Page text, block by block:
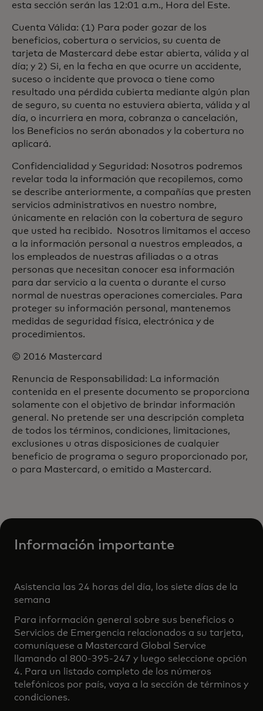
esta sección serán las 12:01 a.m., Hora del Este.
Cuenta Válida: (1) Para poder gozar de los
beneficios, cobertura o servicios, su cuenta de
tarjeta de Mastercard debe estar abierta, válida y al
día; y 2) Si, en la fecha en que ocurre un accidente,
suceso o incidente que provoca o tiene como
resultado una pérdida cubierta mediante algún plan
de seguro, su cuenta no estuviera abierta, válida y al
día, o incurriera en mora, cobranza o cancelación,
los Beneficios no serán abonados y la cobertura no
aplicará.
Confidencialidad y Seguridad: Nosotros podremos
revelar toda la información que recopilemos, como
se describe anteriormente, a compañías que presten
servicios administrativos en nuestro nombre,
únicamente en relación con la cobertura de seguro
que usted ha recibido. Nosotros limitamos el acceso
a la información personal a nuestros empleados, a
los empleados de nuestras afiliadas o a otras
personas que necesitan conocer esa información
para dar servicio a la cuenta o durante el curso
normal de nuestras operaciones comerciales. Para
proteger su información personal, mantenemos
medidas de seguridad física, electrónica y de
procedimientos.
© 2016 Mastercard
Renuncia de Responsabilidad: La información
contenida en el presente documento se proporciona
solamente con el objetivo de brindar información
general. No pretende ser una descripción completa
de todos los términos, condiciones, limitaciones,
exclusiones u otras disposiciones de cualquier
beneficio de programa o seguro proporcionado por,
o para Mastercard, o emitido a Mastercard.
Información importante
Asistencia las 24 horas del día, los siete días de la
semana
Para información general sobre sus beneficios o
Servicios de Emergencia relacionados a su tarjeta,
comuníquese a Mastercard Global Service
llamando al 800-395-247 y luego seleccione opción
4. Para un listado completo de los números
telefónicos por país, vaya a la sección de términos y
condiciones.